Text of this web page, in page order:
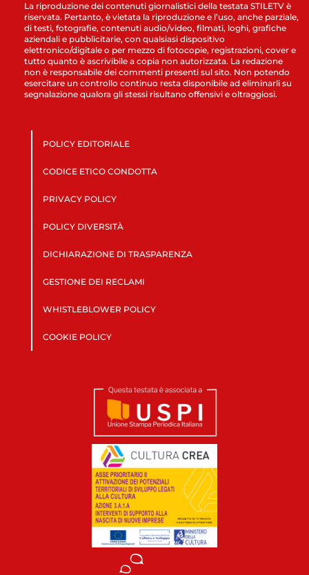
La riproduzione dei contenuti giornalistici della testata STILETV è
riservata. Pertanto, è vietata la riproduzione e l’uso, anche parziale,
di testi, fotografie, contenuti audio/video, filmati, loghi, grafiche
aziendali e pubblicitarie, con qualsiasi dispositivo
elettronico/digitale o per mezzo di fotocopie, registrazioni, cover e
tutto quanto è ascrivibile a copia non autorizzata. La redazione
non è responsabile dei commenti presenti sul sito. Non potendo
esercitare un controllo continuo resta disponibile ad eliminarli su
segnalazione qualora gli stessi risultano offensivi e oltraggiosi.
POLICY EDITORIALE
CODICE ETICO CONDOTTA
PRIVACY POLICY
POLICY DIVERSITÀ
DICHIARAZIONE DI TRASPARENZA
GESTIONE DEI RECLAMI
WHISTLEBLOWER POLICY
COOKIE POLICY